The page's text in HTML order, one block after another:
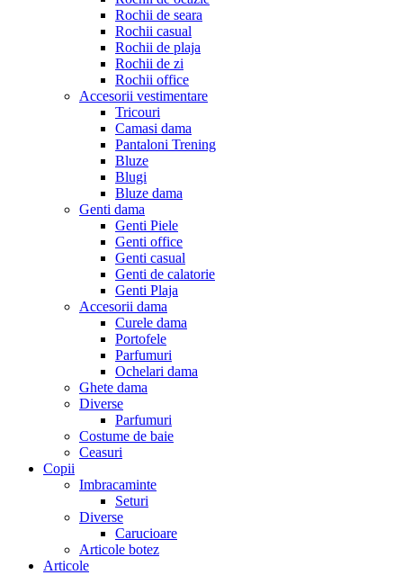
Rochii de seara
Rochii casual
Rochii de plaja
Rochii de zi
Rochii office
Accesorii vestimentare
Tricouri
Camasi dama
Pantaloni Trening
Bluze
Blugi
Bluze dama
Genti dama
Genti Piele
Genti office
Genti casual
Genti de calatorie
Genti Plaja
Accesorii dama
Curele dama
Portofele
Parfumuri
Ochelari dama
Ghete dama
Diverse
Parfumuri
Costume de baie
Ceasuri
Copii
Imbracaminte
Seturi
Diverse
Carucioare
Articole botez
Articole